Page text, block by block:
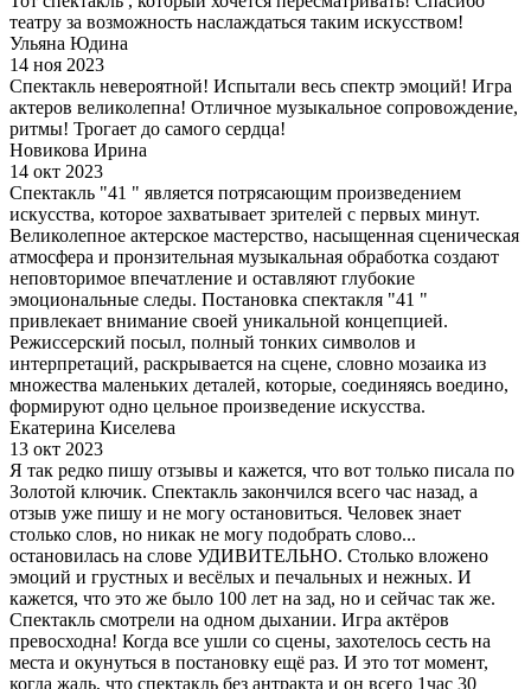
театру за возможность наслаждаться таким искусством!
Ульяна Юдина
14 ноя 2023
Спектакль невероятной! Испытали весь спектр эмоций! Игра
актеров великолепна! Отличное музыкальное сопровождение,
ритмы! Трогает до самого сердца!
Новикова Ирина
14 окт 2023
Спектакль "41 " является потрясающим произведением
искусства, которое захватывает зрителей с первых минут.
Великолепное актерское мастерство, насыщенная сценическая
атмосфера и пронзительная музыкальная обработка создают
неповторимое впечатление и оставляют глубокие
эмоциональные следы. Постановка спектакля "41 "
привлекает внимание своей уникальной концепцией.
Режиссерский посыл, полный тонких символов и
интерпретаций, раскрывается на сцене, словно мозаика из
множества маленьких деталей, которые, соединяясь воедино,
формируют одно цельное произведение искусства.
Екатерина Киселева
13 окт 2023
Я так редко пишу отзывы и кажется, что вот только писала по
Золотой ключик. Спектакль закончился всего час назад, а
отзыв уже пишу и не могу остановиться. Человек знает
столько слов, но никак не могу подобрать слово...
остановилась на слове УДИВИТЕЛЬНО. Столько вложено
эмоций и грустных и весёлых и печальных и нежных. И
кажется, что это же было 100 лет на зад, но и сейчас так же.
Спектакль смотрели на одном дыхании. Игра актёров
превосходна! Когда все ушли со сцены, захотелось сесть на
места и окунуться в постановку ещё раз. И это тот момент,
когда жаль, что спектакль без антракта и он всего 1час 30